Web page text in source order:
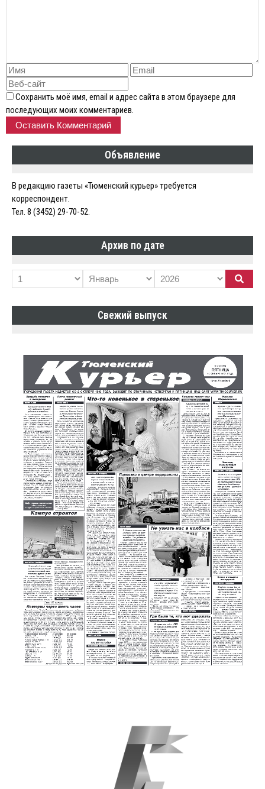
Сохранить моё имя, email и адрес сайта в этом браузере для
последующих моих комментариев.
Объявление
В редакцию газеты «Тюменский курьер» требуется
корреспондент.
Тел. 8 (3452) 29-70-52.
Архив по дате
Свежий выпуск